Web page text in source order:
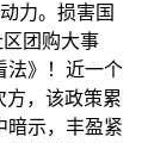
力。损害国
团购大事
法》！近一个
方，该政策累
暗示，丰盈紧